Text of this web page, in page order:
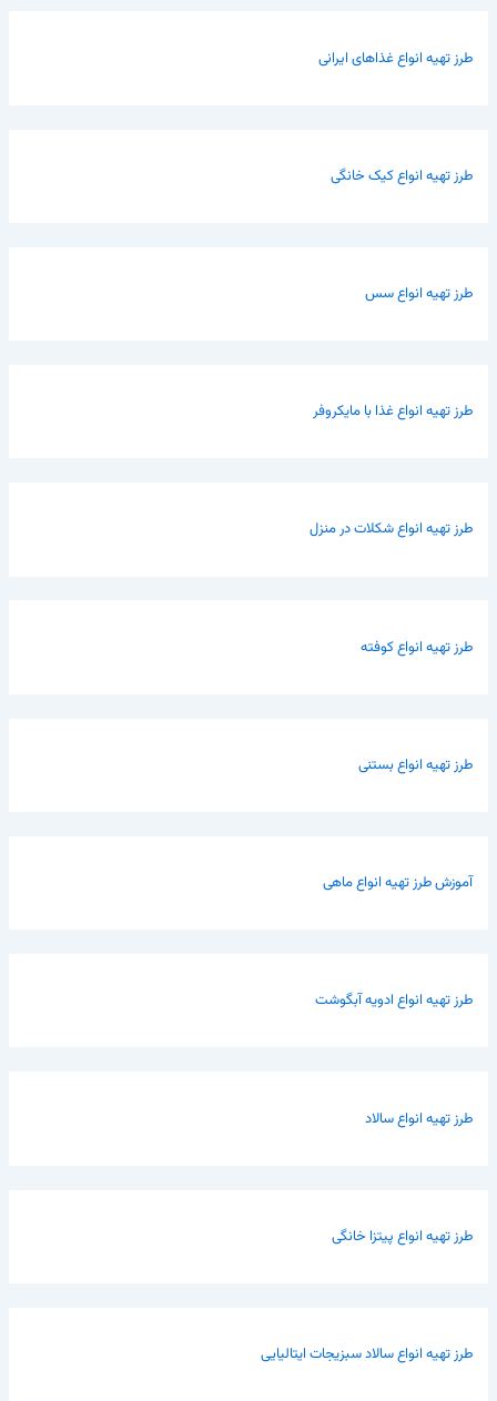
طرز تهیه انواع غذاهای ایرانی
طرز تهیه انواع کیک خانگی
طرز تهیه انواع سس
طرز تهیه انواع غذا با مایکروفر
طرز تهیه انواع شکلات در منزل
طرز تهیه انواع کوفته
طرز تهیه انواع بستنی
آموزش طرز تهیه انواع ماهی
طرز تهیه انواع ادویه آبگوشت
طرز تهیه انواع سالاد
طرز تهیه انواع پیتزا خانگی
طرز تهیه انواع سالاد سبزیجات ایتالیایی